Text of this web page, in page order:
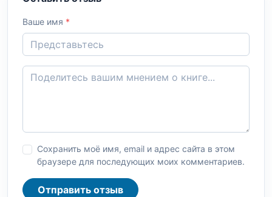
Ваше имя *
Сохранить моё имя, email и адрес сайта в этом
браузере для последующих моих комментариев.
Отправить отзыв